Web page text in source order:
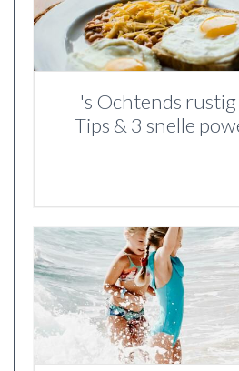
's Ochtends
Tips & 3 snelle